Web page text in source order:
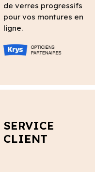
de verres progressifs
pour vos montures en
ligne.
SERVICE
CLIENT